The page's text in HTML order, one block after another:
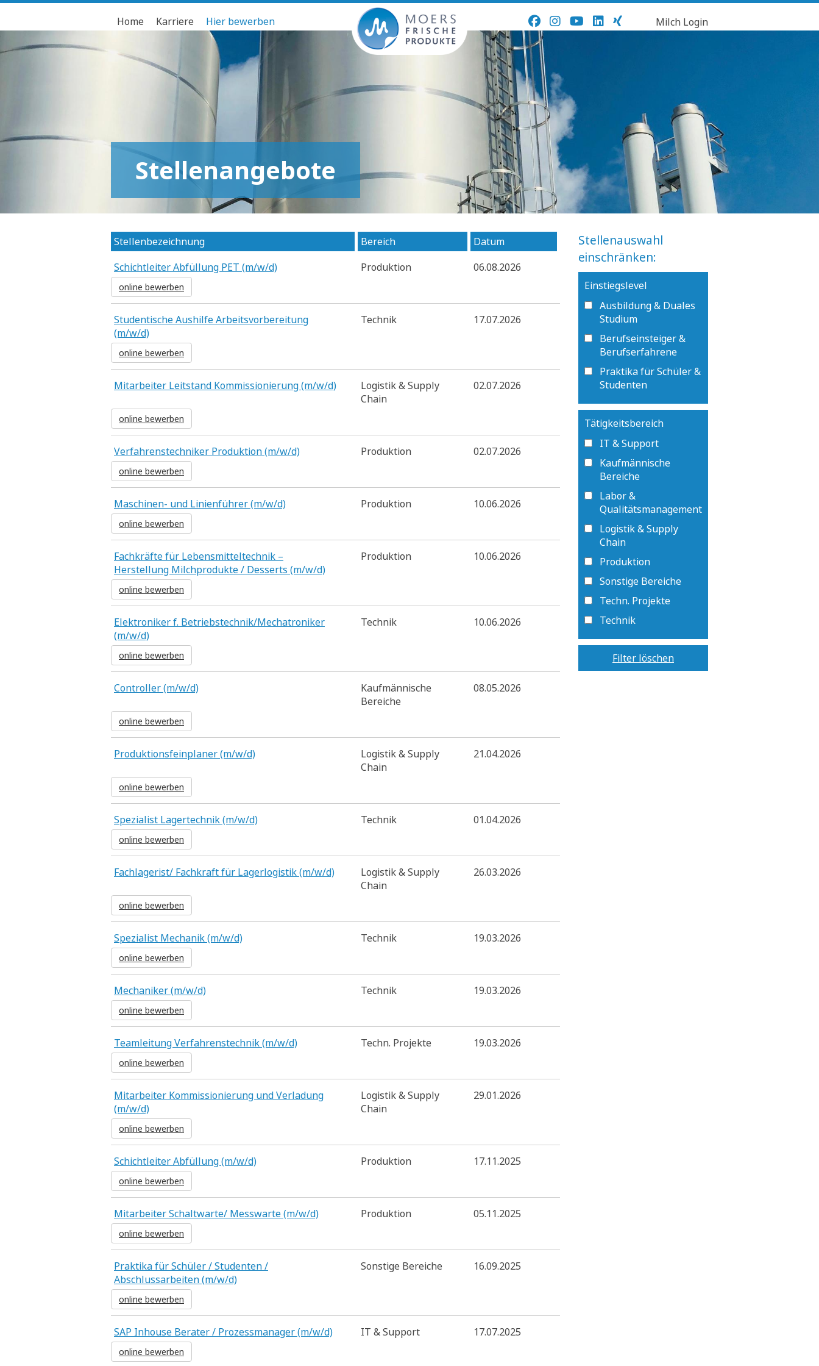
Home Karriere Hier bewerben Milch Login
Stellenangebote
Stellenbezeichnung Bereich
Datum
Schichtleiter Abfüllung PET (m/w/d)
Produktion 06.08.2026
online bewerben
Studentische Aushilfe Arbeitsvorbereitung
(m/w/d)
Technik 17.07.2026
online bewerben
Mitarbeiter Leitstand Kommissionierung (m/w/d)
Logistik & Supply
Chain
02.07.2026
online bewerben
Verfahrenstechniker Produktion (m/w/d) Produktion 02.07.2026
online bewerben
Maschinen- und Linienführer (m/w/d) Produktion 10.06.2026
online bewerben
Fachkräfte für Lebensmitteltechnik –
Herstellung Milchprodukte / Desserts (m/w/d)
Produktion 10.06.2026
online bewerben
Elektroniker f. Betriebstechnik/Mechatroniker
(m/w/d)
Technik 10.06.2026
online bewerben
Controller (m/w/d)
Kaufmännische
Bereiche
08.05.2026
online bewerben
Produktionsfeinplaner (m/w/d)
Logistik & Supply
Chain
21.04.2026
online bewerben
Spezialist Lagertechnik (m/w/d) Technik 01.04.2026
online bewerben
Fachlagerist/ Fachkraft für Lagerlogistik (m/w/d)
Logistik & Supply
Chain
26.03.2026
online bewerben
Spezialist Mechanik (m/w/d) Technik 19.03.2026
online bewerben
Mechaniker (m/w/d) Technik 19.03.2026
online bewerben
Teamleitung Verfahrenstechnik (m/w/d) Techn. Projekte 19.03.2026
online bewerben
Mitarbeiter Kommissionierung und Verladung
(m/w/d)
Logistik & Supply
Chain
29.01.2026
online bewerben
Schichtleiter Abfüllung (m/w/d) Produktion 17.11.2025
online bewerben
Mitarbeiter Schaltwarte/ Messwarte (m/w/d) Produktion 05.11.2025
online bewerben
Praktika für Schüler / Studenten /
Abschlussarbeiten (m/w/d)
Sonstige Bereiche 16.09.2025
online bewerben
SAP Inhouse Berater / Prozessmanager (m/w/d) IT & Support 17.07.2025
online bewerben
Stellenauswahl
einschränken:
Einstiegslevel
Ausbildung & Duales
Studium
Berufseinsteiger &
Berufserfahrene
Praktika für Schüler &
Studenten
Tätigkeitsbereich
IT & Support
Kaufmännische
Bereiche
Labor &
Qualitätsmanagement
Logistik & Supply
Chain
Produktion
Sonstige Bereiche
Techn. Projekte
Technik
Filter löschen